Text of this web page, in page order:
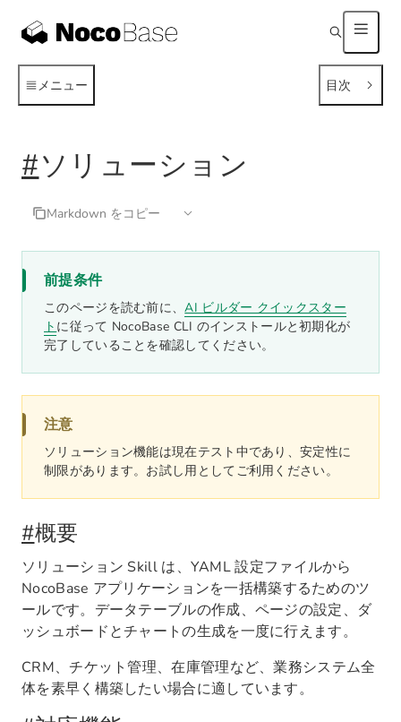
メニュー 目次
#ソリューション
Markdown をコピー
前提条件
このページを読む前に、AI ビルダー クイックスター
ト に従って NocoBase CLI のインストールと初期化が
完了していることを確認してください。
注意
ソリューション機能は現在テスト中であり、安定性に
制限があります。お試し用としてご利用ください。
#概要
ソリューション Skill は、YAML 設定ファイルから
NocoBase アプリケーションを一括構築するためのツ
ールです。データテーブルの作成、ページの設定、ダ
ッシュボードとチャートの生成を一度に行えます。
CRM、チケット管理、在庫管理など、業務システム全
体を素早く構築したい場合に適しています。